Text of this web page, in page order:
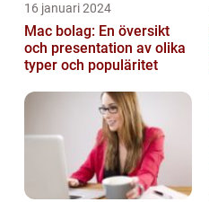
16 januari 2024
Mac bolag: En översikt
och presentation av olika
typer och populäritet